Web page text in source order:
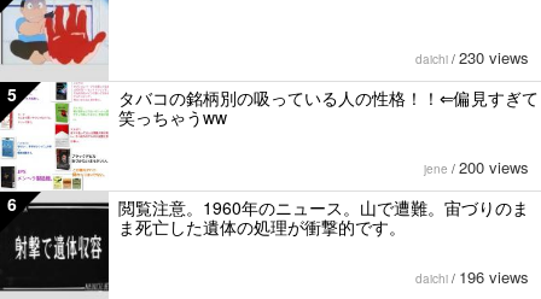
daichi / 230 views
5
タバコの銘柄別の吸っている人の性格！！⇐偏見すぎて
笑っちゃうww
jene / 200 views
6
閲覧注意。1960年のニュース。山で遭難。宙づりのま
ま死亡した遺体の処理が衝撃的です。
daichi / 196 views